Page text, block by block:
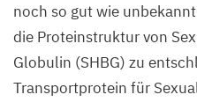
noch so gut wie
die Proteinstruktur von
Globulin (SHBG) zu
Transportprotein für